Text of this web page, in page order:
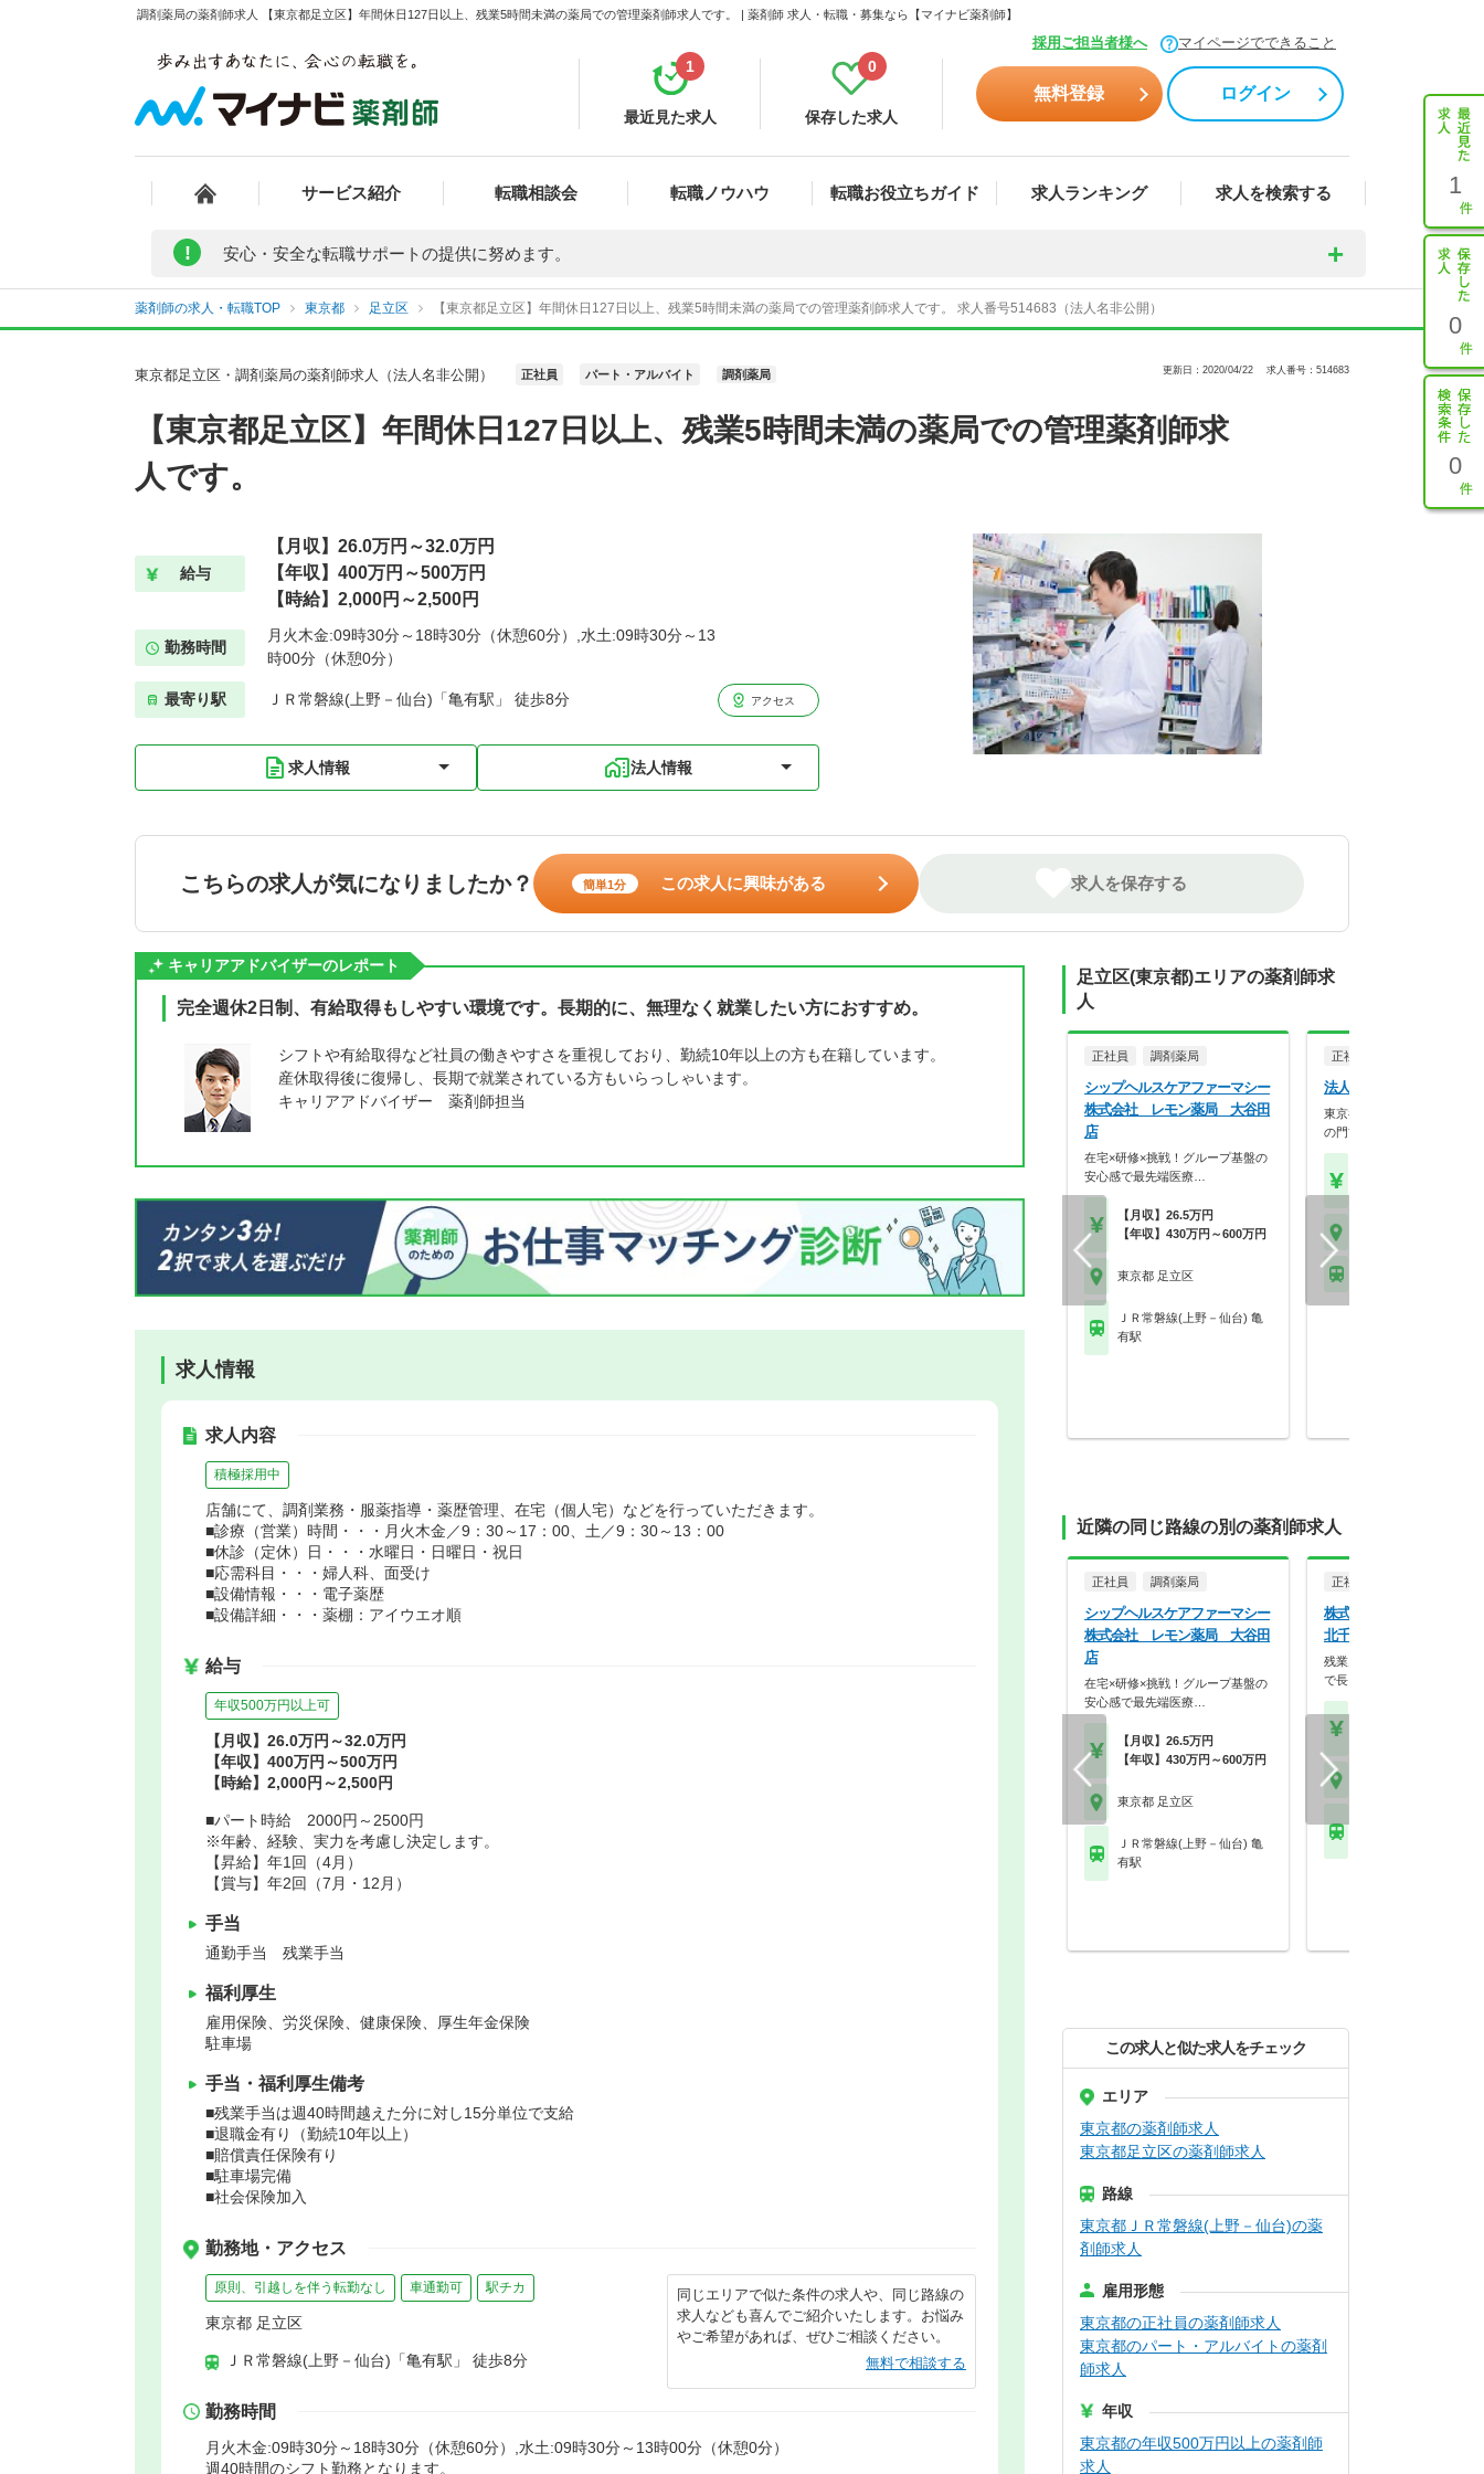
調剤薬局の薬剤師求人 【東京都足立区】年間休日127日以上、残業5時間未満の薬局での管理薬剤師求人です。 | 薬剤師 求人・転職・募集なら【マイナビ薬剤師】
採用ご担当者様へ マイページでできること
最近見た求人
1
保存した求人
0
無料登録 ログイン
サービス紹介 転職相談会 転職ノウハウ 転職お役立ちガイド 求人ランキング 求人を検索する 1
0
0
! 安心・安全な転職サポートの提供に努めます。
薬剤師の求人・転職TOP 東京都 足立区 【東京都足立区】年間休日127日以上、残業5時間未満の薬局での管理薬剤師求人です。 求人番号514683（法人名非公開）
東京都足立区・調剤薬局の薬剤師求人（法人名非公開） 正社員 パート・アルバイト 調剤薬局 更新日：2020/04/22 求人番号：514683
【東京都足立区】年間休日127日以上、残業5時間未満の薬局での管理薬剤師求
人です。
給与
【月収】26.0万円～32.0万円
【年収】400万円～500万円
【時給】2,000円～2,500円
勤務時間
月火木金:09時30分～18時30分（休憩60分）,水土:09時30分～13
時00分（休憩0分）
最寄り駅 ＪＲ常磐線(上野－仙台)「亀有駅」 徒歩8分 アクセス
求人情報 法人情報
こちらの求人が気になりましたか？ 簡単1分 この求人に興味がある 求人を保存する
キャリアアドバイザーのレポート
完全週休2日制、有給取得もしやすい環境です。長期的に、無理なく就業したい方におすすめ。
シフトや有給取得など社員の働きやすさを重視しており、勤続10年以上の方も在籍しています。
産休取得後に復帰し、長期で就業されている方もいらっしゃいます。
キャリアアドバイザー 薬剤師担当
求人情報
求人内容
積極採用中
店舗にて、調剤業務・服薬指導・薬歴管理、在宅（個人宅）などを行っていただきます。
■診療（営業）時間・・・月火木金／9：30～17：00、土／9：30～13：00
■休診（定休）日・・・水曜日・日曜日・祝日
■応需科目・・・婦人科、面受け
■設備情報・・・電子薬歴
■設備詳細・・・薬棚：アイウエオ順
給与
年収500万円以上可
【月収】26.0万円～32.0万円
【年収】400万円～500万円
【時給】2,000円～2,500円
■パート時給 2000円～2500円
※年齢、経験、実力を考慮し決定します。
【昇給】年1回（4月）
【賞与】年2回（7月・12月）
手当
通勤手当 残業手当
福利厚生
雇用保険、労災保険、健康保険、厚生年金保険
駐車場
手当・福利厚生備考
■残業手当は週40時間越えた分に対し15分単位で支給
■退職金有り（勤続10年以上）
■賠償責任保険有り
■駐車場完備
■社会保険加入
勤務地・アクセス
原則、引越しを伴う転勤なし 車通勤可 駅チカ
東京都 足立区
ＪＲ常磐線(上野－仙台)「亀有駅」 徒歩8分
同じエリアで似た条件の求人や、同じ路線の
求人なども喜んでご紹介いたします。お悩み
やご希望があれば、ぜひご相談ください。
無料で相談する
勤務時間
月火木金:09時30分～18時30分（休憩60分）,水土:09時30分～13時00分（休憩0分）
週40時間のシフト勤務となります。
足立区(東京都)エリアの薬剤師求
人
正社員 調剤薬局
シップヘルスケアファーマシー
株式会社 レモン薬局 大谷田
店
在宅×研修×挑戦！グループ基盤の
安心感で最先端医療…
【月収】26.5万円
【年収】430万円～600万円
東京都 足立区
ＪＲ常磐線(上野－仙台) 亀
有駅
正社員
法人名非公開
東京都23区内の病院・クリ
の門前にマンツーマ…
近隣の同じ路線の別の薬剤師求人
正社員 調剤薬局
シップヘルスケアファーマシー
株式会社 レモン薬局 大谷田
店
在宅×研修×挑戦！グループ基盤の
安心感で最先端医療…
【月収】26.5万円
【年収】430万円～600万円
東京都 足立区
ＪＲ常磐線(上野－仙台) 亀
有駅
正社員
株式会社南山堂 南山堂
北千住店
残業月10時間以内！原則転
で長く働きやすい安…
この求人と似た求人をチェック
エリア
東京都の薬剤師求人
東京都足立区の薬剤師求人
路線
東京都ＪＲ常磐線(上野－仙台)の薬
剤師求人
雇用形態
東京都の正社員の薬剤師求人
東京都のパート・アルバイトの薬剤
師求人
年収
東京都の年収500万円以上の薬剤師
求人